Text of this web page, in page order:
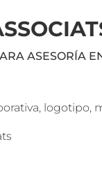
ASESORÍA
logotipo,